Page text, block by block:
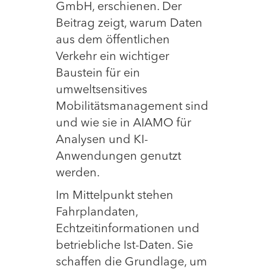
GmbH, erschienen. Der
Beitrag zeigt, warum Daten
aus dem öffentlichen
Verkehr ein wichtiger
Baustein für ein
umweltsensitives
Mobilitätsmanagement sind
und wie sie in AIAMO für
Analysen und KI-
Anwendungen genutzt
werden.
Im Mittelpunkt stehen
Fahrplandaten,
Echtzeitinformationen und
betriebliche Ist-Daten. Sie
schaffen die Grundlage, um